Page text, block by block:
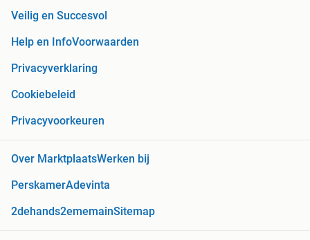
Veilig en Succesvol
Help en InfoVoorwaarden
Privacyverklaring
Cookiebeleid
Privacyvoorkeuren
Over MarktplaatsWerken bij
PerskamerAdevinta
2dehands2ememainSitemap